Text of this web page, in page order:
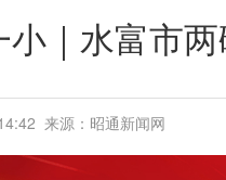
｜水富市
来源：昭通新闻网